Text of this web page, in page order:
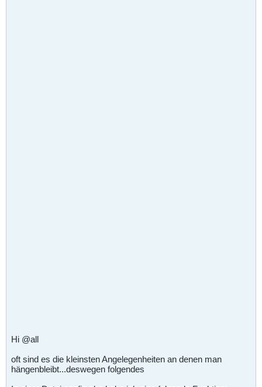
Hi @all
oft sind es die kleinsten Angelegenheiten an denen man
hängenbleibt...deswegen folgendes